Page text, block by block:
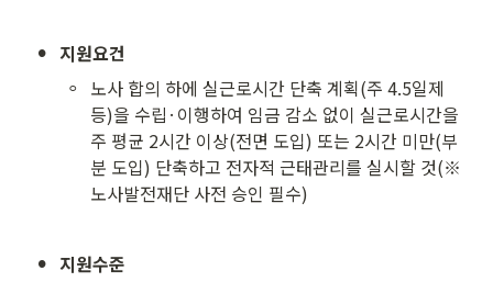
• 지원요건
◦ 노사 합의 하에 실근로시간 단축 계획(주 4.5일제
등)을 수립·이행하여 임금 감소 없이 실근로시간을
주 평균 2시간 이상(전면 도입) 또는 2시간 미만(부
분 도입) 단축하고 전자적 근태관리를 실시할 것(※
노사발전재단 사전 승인 필수)
• 지원수준